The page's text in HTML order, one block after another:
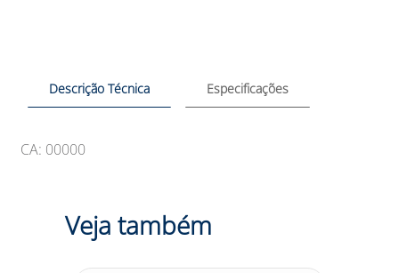
Descrição Técnica Especificações
CA: 00000
Veja também